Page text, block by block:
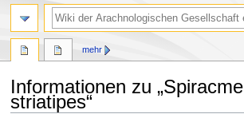
Informationen zu „Spiracme
striatipes“
mehr